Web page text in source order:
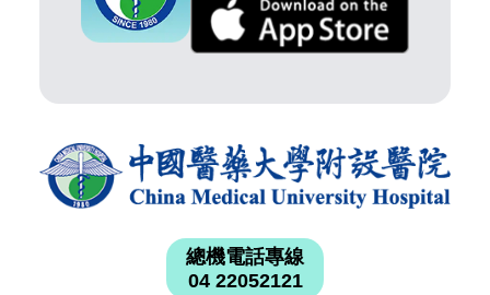
總機電話專線
04 22052121